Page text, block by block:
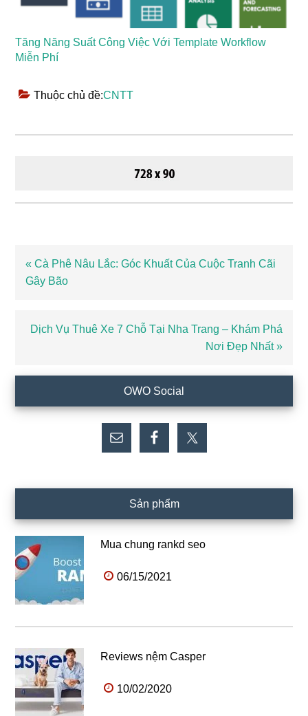
Tăng Năng Suất Công Việc Với Template Workflow
Miễn Phí
Thuộc chủ đề:CNTT
Bài
viết
« Cà Phê Nâu Lắc: Góc Khuất Của Cuộc Tranh Cãi
Gây Bão
Bài
Dịch Vụ Thuê Xe 7 Chỗ Tại Nha Trang – Khám Phá
Nơi Đẹp Nhất »
chính
OWO Social
Sản phẩm
Mua chung rankd seo
06/15/2021
Reviews nệm Casper
10/02/2020